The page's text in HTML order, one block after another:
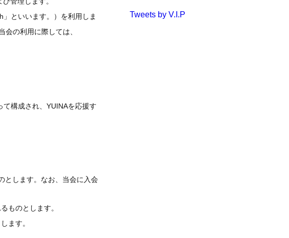
といいます。）を利用しま
の利用に際しては、
構成され、YUINAを応援す
とします。なお、当会に入会
ものとします。
ます。
Tweets by V.I.P